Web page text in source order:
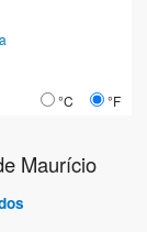
°C °F
Maurício